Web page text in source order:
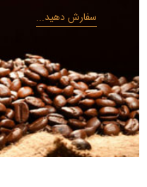
سفارش دهید...